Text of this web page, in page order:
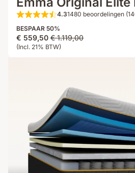
4.3 van
4.31480 beoordelingen
BESPAAR 50%
Prijs
€ 559,50
€ 559,50 Oorspronkelijke
prijs
€ 1.119,00
(Incl. 21% BTW)